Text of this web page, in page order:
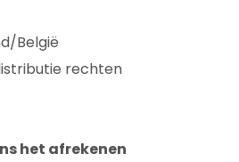
België
rechten
het afrekenen